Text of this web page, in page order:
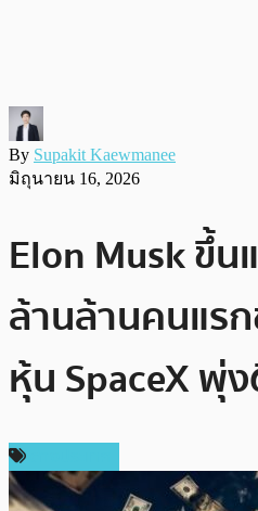
By Supakit Kaewmanee
มิถุนายน 16, 2026
Elon Musk ขึ้
ล้านล้านคนแร
หุ้น SpaceX พุ่